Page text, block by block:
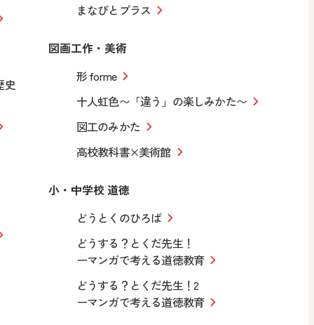
史
まなびとプラス
図画工作・美術
形 forme
十人虹色〜「違う」の楽しみかた〜
図工のみかた
高校教科書×美術館
小・中学校 道徳
どうとくのひろば
どうする？とくだ先生！
ーマンガで考える道徳教育
どうする？とくだ先生！2
ーマンガで考える道徳教育